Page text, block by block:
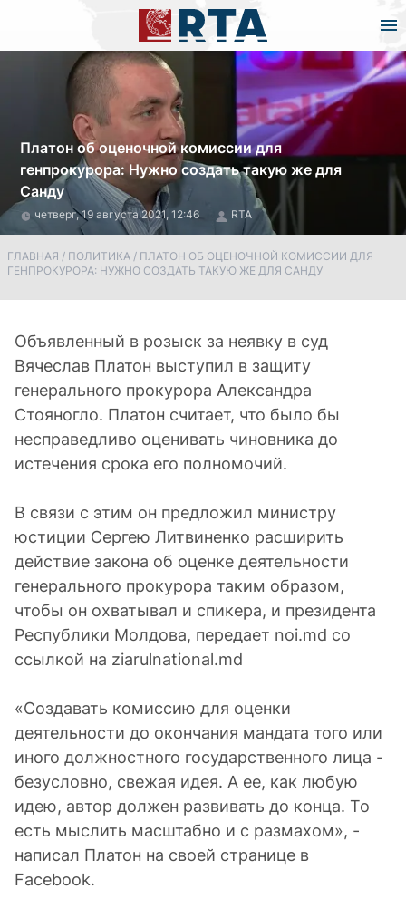
Платон об оценочной комиссии для
генпрокурора: Нужно создать такую же для
Санду
четверг, 19 августа 2021, 12:46 RTA
ГЛАВНАЯ / ПОЛИТИКА / ПЛАТОН ОБ ОЦЕНОЧНОЙ КОМИССИИ ДЛЯ
ГЕНПРОКУРОРА: НУЖНО СОЗДАТЬ ТАКУЮ ЖЕ ДЛЯ САНДУ
Объявленный в розыск за неявку в суд
Вячеслав Платон выступил в защиту
генерального прокурора Александра
Стояногло. Платон считает, что было бы
несправедливо оценивать чиновника до
истечения срока его полномочий.
В связи с этим он предложил министру
юстиции Сергею Литвиненко расширить
действие закона об оценке деятельности
генерального прокурора таким образом,
чтобы он охватывал и спикера, и президента
Республики Молдова, передает noi.md со
ссылкой на ziarulnational.md
«Создавать комиссию для оценки
деятельности до окончания мандата того или
иного должностного государственного лица -
безусловно, свежая идея. А ее, как любую
идею, автор должен развивать до конца. То
есть мыслить масштабно и с размахом», -
написал Платон на своей странице в
Facebook.